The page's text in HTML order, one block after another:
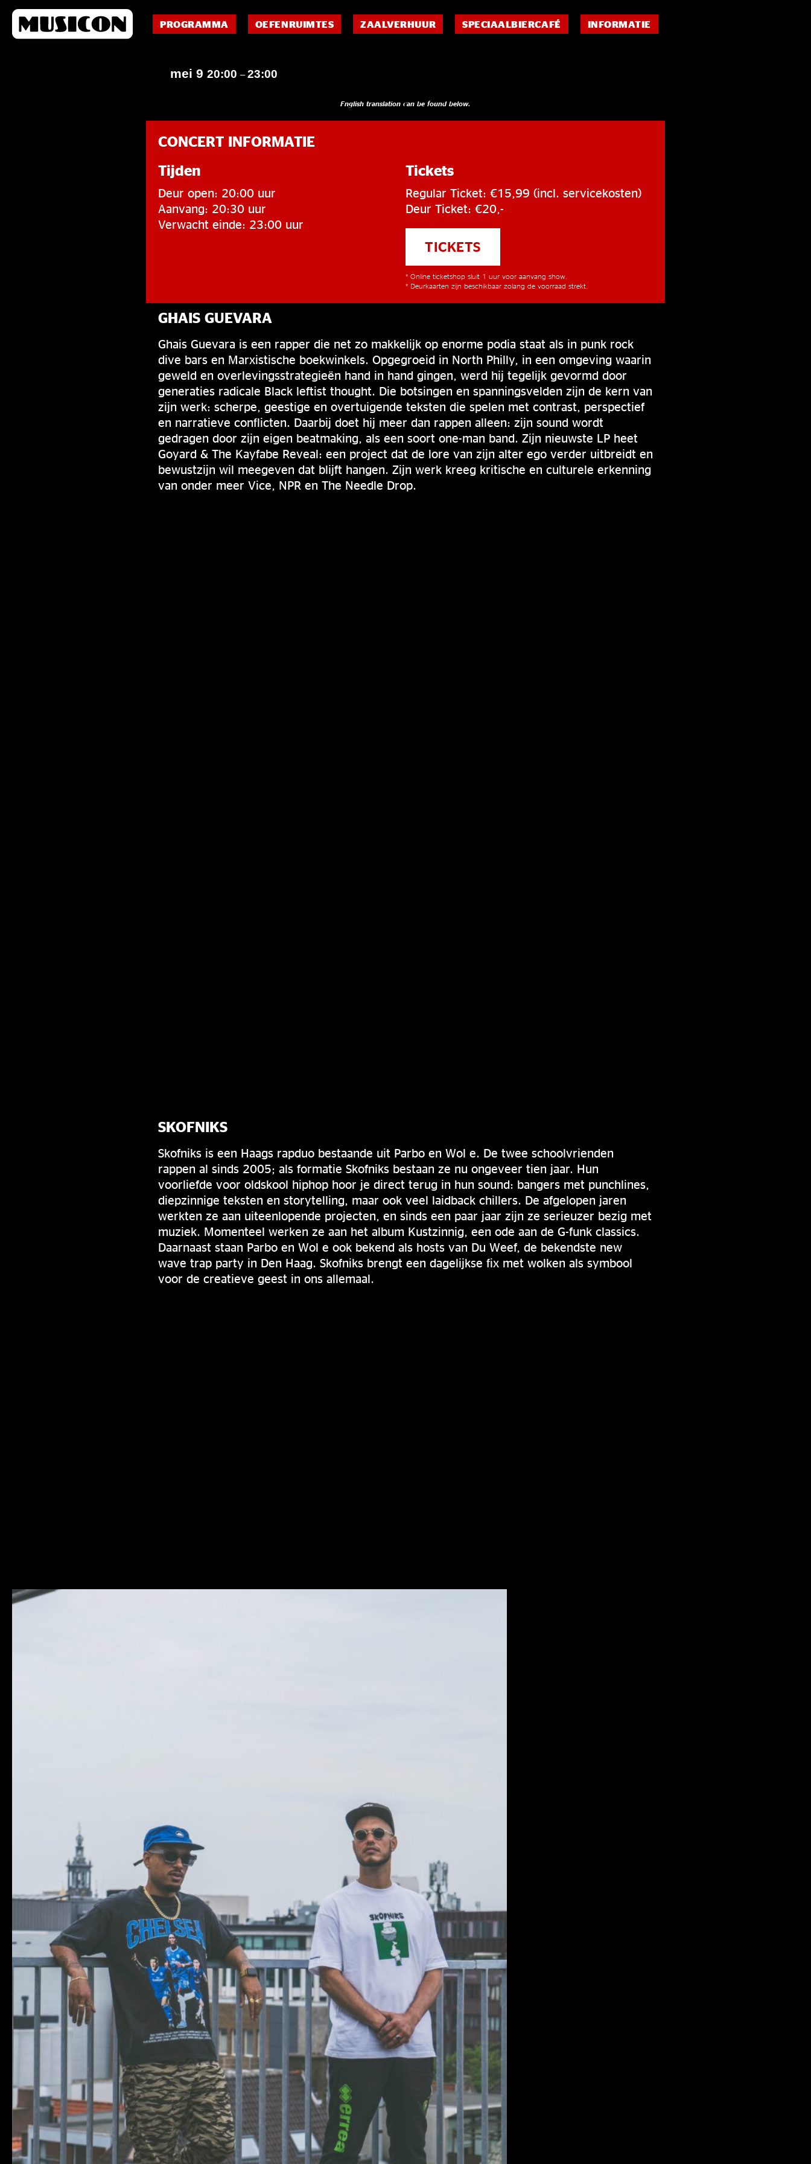
PROGRAMMA OEFENRUIMTES ZAALVERHUUR SPECIAALBIERCAFÉ INFORMATIE
mei 9 20:00 –23:00
English translation can be found below.
CONCERT INFORMATIE
Tijden
Deur open: 20:00 uur
Aanvang: 20:30 uur
Verwacht einde: 23:00 uur
Tickets
Regular Ticket: €15,99 (incl. servicekosten)
Deur Ticket: €20,-
TICKETS
* Online ticketshop sluit 1 uur voor aanvang show.
* Deurkaarten zijn beschikbaar zolang de voorraad strekt.
GHAIS GUEVARA
Ghais Guevara is een rapper die net zo makkelijk op enorme podia staat als in punk rock
dive bars en Marxistische boekwinkels. Opgegroeid in North Philly, in een omgeving waarin
geweld en overlevingsstrategieën hand in hand gingen, werd hij tegelijk gevormd door
generaties radicale Black leftist thought. Die botsingen en spanningsvelden zijn de kern van
zijn werk: scherpe, geestige en overtuigende teksten die spelen met contrast, perspectief
en narratieve conflicten. Daarbij doet hij meer dan rappen alleen: zijn sound wordt
gedragen door zijn eigen beatmaking, als een soort one-man band. Zijn nieuwste LP heet
Goyard & The Kayfabe Reveal: een project dat de lore van zijn alter ego verder uitbreidt en
bewustzijn wil meegeven dat blijft hangen. Zijn werk kreeg kritische en culturele erkenning
van onder meer Vice, NPR en The Needle Drop.
SKOFNIKS
Skofniks is een Haags rapduo bestaande uit Parbo en Wol e. De twee schoolvrienden
rappen al sinds 2005; als formatie Skofniks bestaan ze nu ongeveer tien jaar. Hun
voorliefde voor oldskool hiphop hoor je direct terug in hun sound: bangers met punchlines,
diepzinnige teksten en storytelling, maar ook veel laidback chillers. De afgelopen jaren
werkten ze aan uiteenlopende projecten, en sinds een paar jaar zijn ze serieuzer bezig met
muziek. Momenteel werken ze aan het album Kustzinnig, een ode aan de G-funk classics.
Daarnaast staan Parbo en Wol e ook bekend als hosts van Du Weef, de bekendste new
wave trap party in Den Haag. Skofniks brengt een dagelijkse fix met wolken als symbool
voor de creatieve geest in ons allemaal.